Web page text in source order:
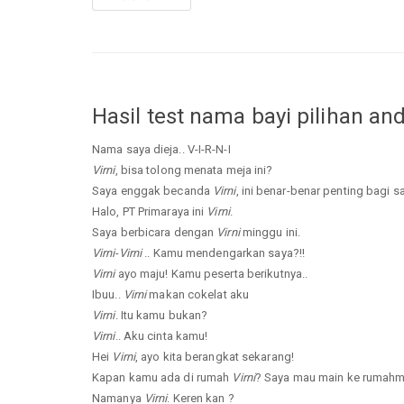
Hasil test nama bayi pilihan
Nama saya dieja.. V-I-R-N-I
Virni, bisa tolong menata meja ini?
Saya enggak becanda Virni, ini benar-benar penting bagi
Halo, PT Primaraya ini Virni.
Saya berbicara dengan Virniminggu ini.
Virni-Virni.. Kamu mendengarkan saya?!!
Virniayo maju! Kamu peserta berikutnya..
Ibuu..
Virnimakan cokelat aku
Virni. Itu kamu bukan?
Virni.. Aku cinta kamu!
Hei Virni, ayo kita berangkat sekarang!
Kapan kamu ada di rumah Virni? Saya mau main ke
Namanya Virni. Keren kan ?